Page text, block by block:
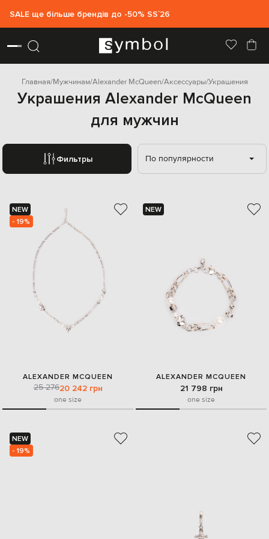
SALE ще більше брендів до -50% SS`26
Главная Мужчинам Alexander McQueen Аксессуары Украшения
Украшения Alexander McQueen
для мужчин
Фильтры По популярности
NEW
- 19%
ALEXANDER MCQUEEN
25 27620 242 грн
one size
NEW
ALEXANDER MCQUEEN
21 798 грн
one size
NEW
- 19%